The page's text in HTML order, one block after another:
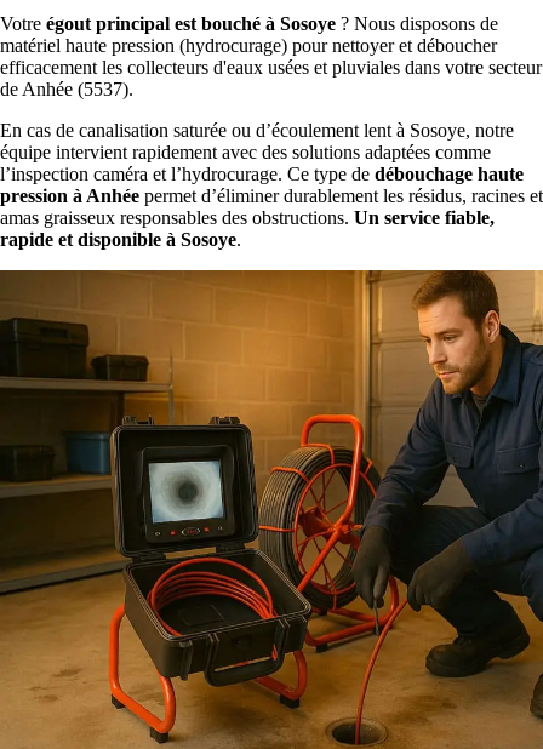
Votre égout principal est bouché à Sosoye ? Nous disposons de
matériel haute pression (hydrocurage) pour nettoyer et déboucher
efficacement les collecteurs d'eaux usées et pluviales dans votre secteur
de Anhée (5537).
En cas de canalisation saturée ou d’écoulement lent à Sosoye, notre
équipe intervient rapidement avec des solutions adaptées comme
l’inspection caméra et l’hydrocurage. Ce type de débouchage haute
pression à Anhée permet d’éliminer durablement les résidus, racines et
amas graisseux responsables des obstructions. Un service fiable,
rapide et disponible à Sosoye.